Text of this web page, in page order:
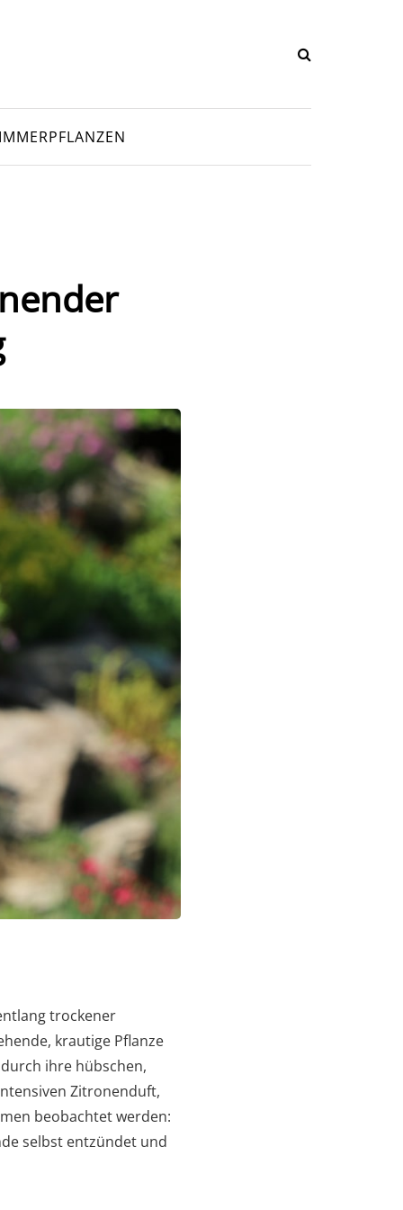
trockener
krautige Pflanze
ihre hübschen,
Zitronenduft,
beobachtet werden:
selbst entzündet und